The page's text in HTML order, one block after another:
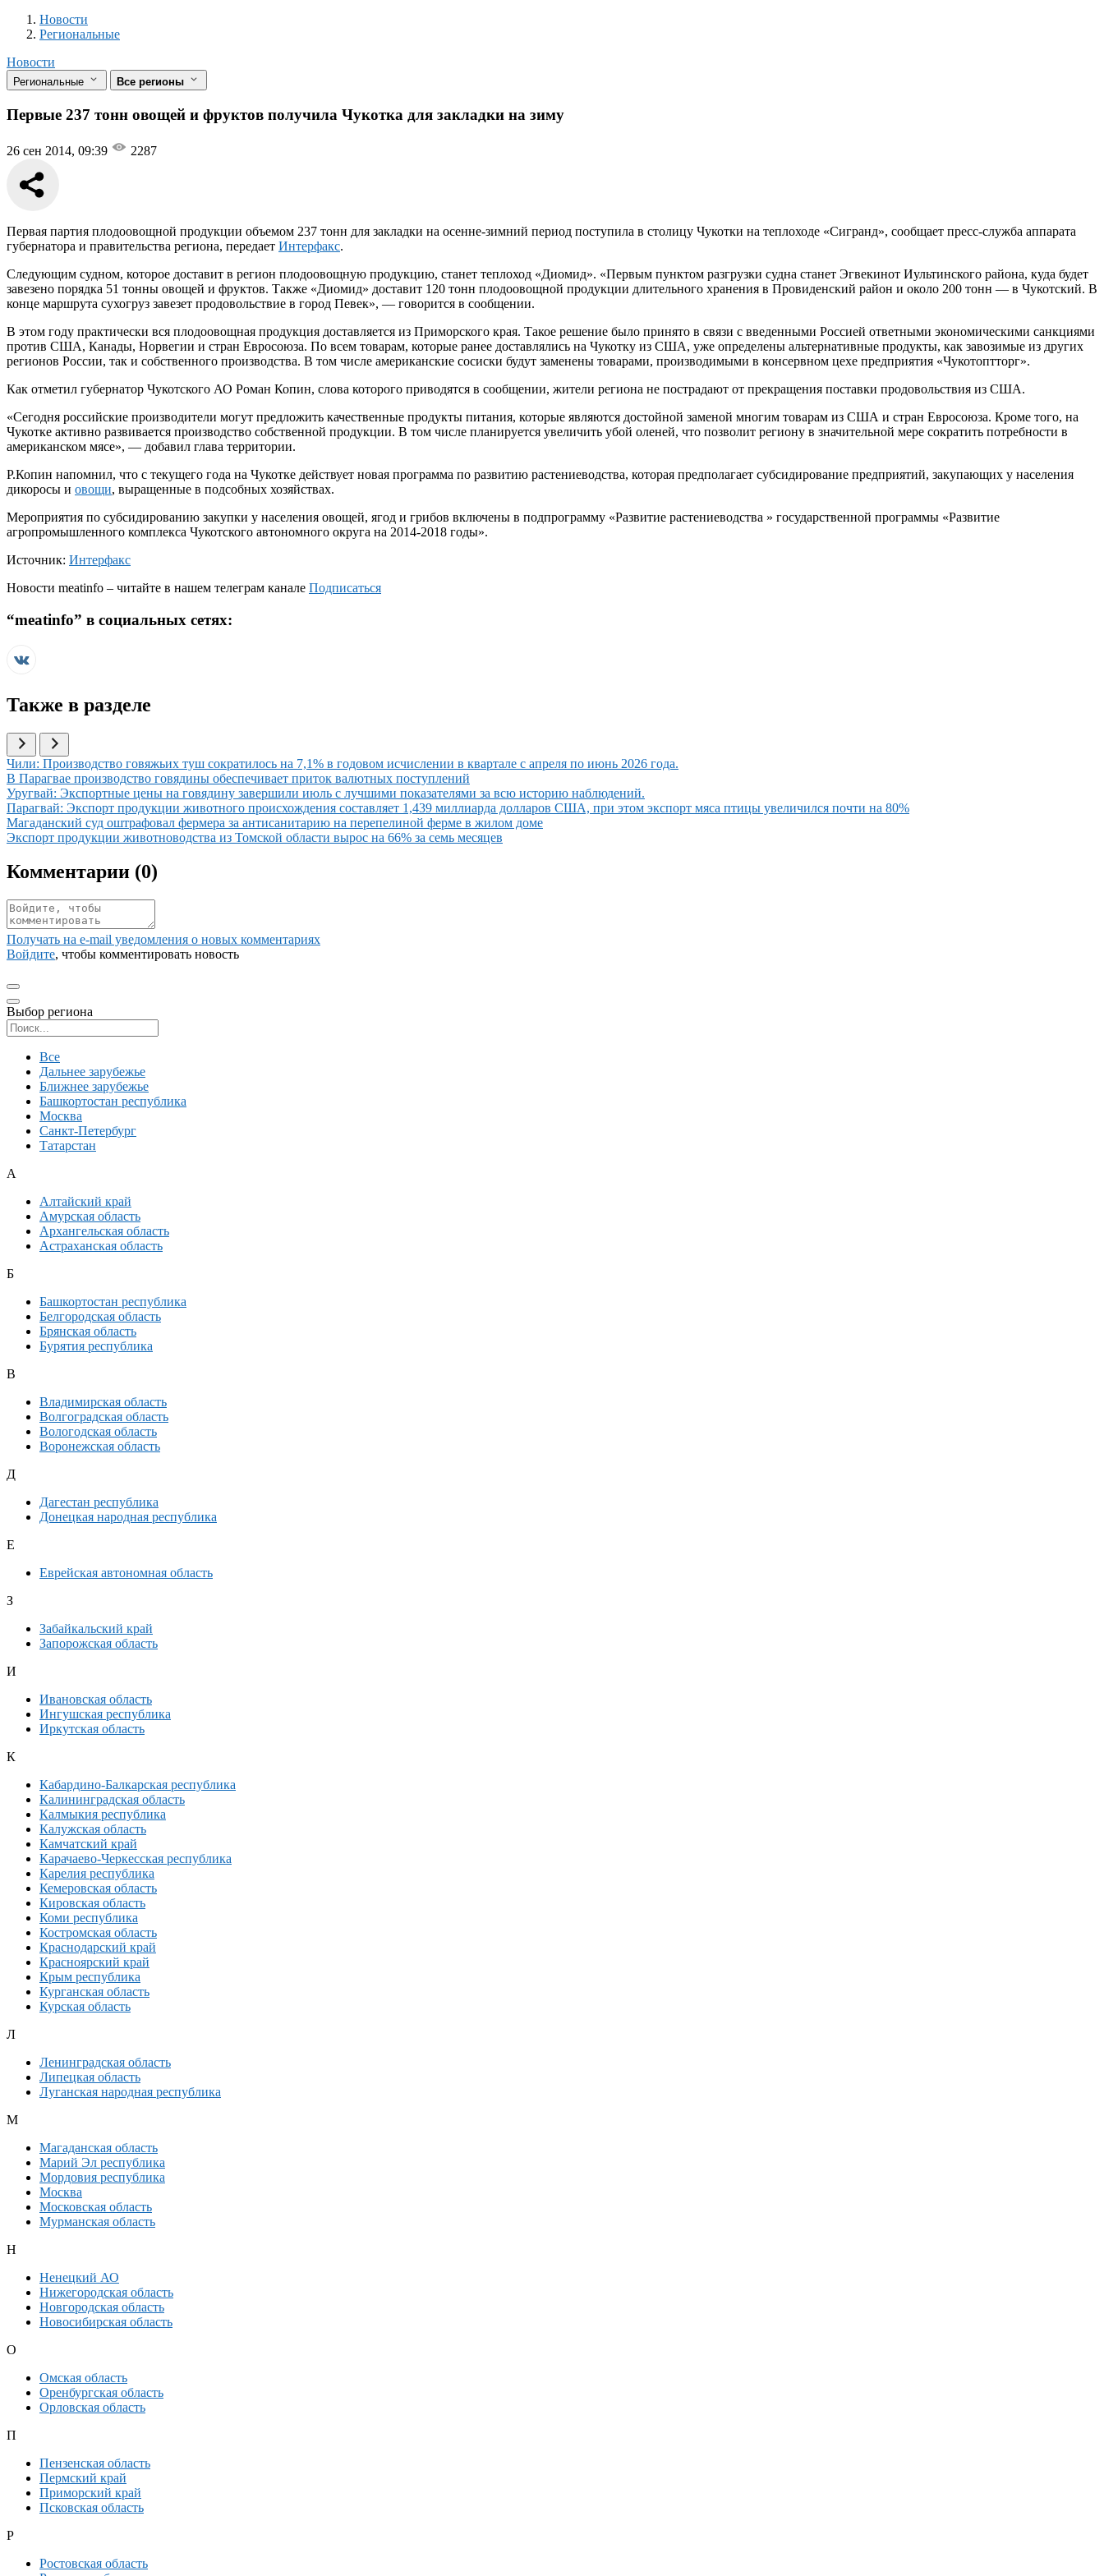
Новости
Разделы
Новости
Региональные
Новости
Региональные Все регионы
Первые 237 тонн овощей и фруктов получила Чукотка для закладки на зиму
26 сен 2014, 09:39 2287
Первая партия плодоовощной продукции объемом 237 тонн для закладки на осенне-зимний период поступила в столицу Чукотки на теплоходе «Сигранд», сообщает пресс-служба аппарата
губернатора и правительства региона, передает Интерфакс.
Следующим судном, которое доставит в регион плодоовощную продукцию, станет теплоход «Диомид». «Первым пунктом разгрузки судна станет Эгвекинот Иультинского района, куда будет
завезено порядка 51 тонны овощей и фруктов. Также «Диомид» доставит 120 тонн плодоовощной продукции длительного хранения в Провиденский район и около 200 тонн — в Чукотский. В
конце маршрута сухогруз завезет продовольствие в город Певек», — говорится в сообщении.
В этом году практически вся плодоовощная продукция доставляется из Приморского края. Такое решение было принято в связи с введенными Россией ответными экономическими санкциями
против США, Канады, Норвегии и стран Евросоюза. По всем товарам, которые ранее доставлялись на Чукотку из США, уже определены альтернативные продукты, как завозимые из других
регионов России, так и собственного производства. В том числе американские сосиски будут заменены товарами, производимыми в консервном цехе предприятия «Чукотоптторг».
Как отметил губернатор Чукотского АО Роман Копин, слова которого приводятся в сообщении, жители региона не пострадают от прекращения поставки продовольствия из США.
«Сегодня российские производители могут предложить качественные продукты питания, которые являются достойной заменой многим товарам из США и стран Евросоюза. Кроме того, на
Чукотке активно развивается производство собственной продукции. В том числе планируется увеличить убой оленей, что позволит региону в значительной мере сократить потребности в
американском мясе», — добавил глава территории.
Р.Копин напомнил, что с текущего года на Чукотке действует новая программа по развитию растениеводства, которая предполагает субсидирование предприятий, закупающих у населения
дикоросы и овощи, выращенные в подсобных хозяйствах.
Мероприятия по субсидированию закупки у населения овощей, ягод и грибов включены в подпрограмму «Развитие растениеводства » государственной программы «Развитие
агропромышленного комплекса Чукотского автономного округа на 2014-2018 годы».
Источник: Интерфакс
Новости meatinfo – читайте в нашем телеграм канале Подписаться
“meatinfo” в социальных сетях:
Также в разделе
Иллюстрация новости
Чили: Производство говяжьих туш сократилось на 7,1% в годовом исчислении в квартале с апреля по июнь 2026 года.
Иллюстрация новости
В Парагвае производство говядины обеспечивает приток валютных поступлений
Иллюстрация новости
Уругвай: Экспортные цены на говядину завершили июль с лучшими показателями за всю историю наблюдений.
Иллюстрация новости
Парагвай: Экспорт продукции животного происхождения составляет 1,439 миллиарда долларов США, при этом экспорт мяса птицы увеличился почти на 80%
Иллюстрация новости
Магаданский суд оштрафовал фермера за антисанитарию на перепелиной ферме в жилом доме
Иллюстрация новости
Экспорт продукции животноводства из Томской области вырос на 66% за семь месяцев
Комментарии (0)
Получать на e‑mail уведомления о новых комментариях
Войдите, чтобы комментировать новость
Выбор региона
Все
Дальнее зарубежье
Ближнее зарубежье
Башкортостан республика
Москва
Санкт-Петербург
Татарстан
А
Алтайский край
Амурская область
Архангельская область
Астраханская область
Б
Башкортостан республика
Белгородская область
Брянская область
Бурятия республика
В
Владимирская область
Волгоградская область
Вологодская область
Воронежская область
Д
Дагестан республика
Донецкая народная республика
Е
Еврейская автономная область
З
Забайкальский край
Запорожская область
И
Ивановская область
Ингушская республика
Иркутская область
К
Кабардино-Балкарская республика
Калининградская область
Калмыкия республика
Калужская область
Камчатский край
Карачаево-Черкесская республика
Карелия республика
Кемеровская область
Кировская область
Коми республика
Костромская область
Краснодарский край
Красноярский край
Крым республика
Курганская область
Курская область
Л
Ленинградская область
Липецкая область
Луганская народная республика
М
Магаданская область
Марий Эл республика
Мордовия республика
Москва
Московская область
Мурманская область
Н
Ненецкий АО
Нижегородская область
Новгородская область
Новосибирская область
О
Омская область
Оренбургская область
Орловская область
П
Пензенская область
Пермский край
Приморский край
Псковская область
Р
Ростовская область